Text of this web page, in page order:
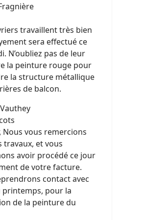
travaillent très bien
sera effectué ce
N’oubliez pas de leur
la peinture rouge pour
la structure métallique
de balcon.
Nous vous remercions
travaux, et vous
avoir procédé ce jour
de votre facture.
contact avec
printemps, pour la
de la peinture du